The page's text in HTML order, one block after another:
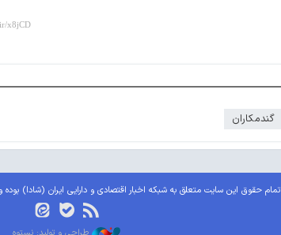
گندمکاران
تمام حقوق این سایت متعلق به شبکه اخبار اقتصادی و دارایی ایران (شادا) بوده